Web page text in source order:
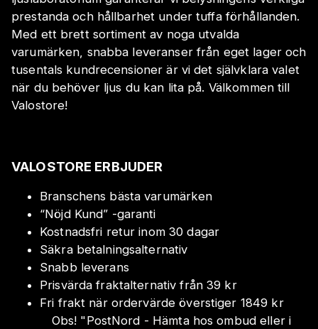
prestanda och hållbarhet under tuffa förhållanden.
Med ett brett sortiment av noga utvalda
varumärken, snabba leveranser från eget lager och
tusentals kundrecensioner är vi det självklara valet
när du behöver ljus du kan lita på. Välkommen till
Valostore!
VALOSTORE ERBJUDER
Branschens bästa varumärken
“Nöjd Kund” -garanti
Kostnadsfri retur inom 30 dagar
Säkra betalningsalternativ
Snabb leverans
Prisvärda fraktalternativ från 39 kr
Fri frakt när ordervärde överstiger 1849 kr
Obs! "PostNord - Hämta hos ombud eller i